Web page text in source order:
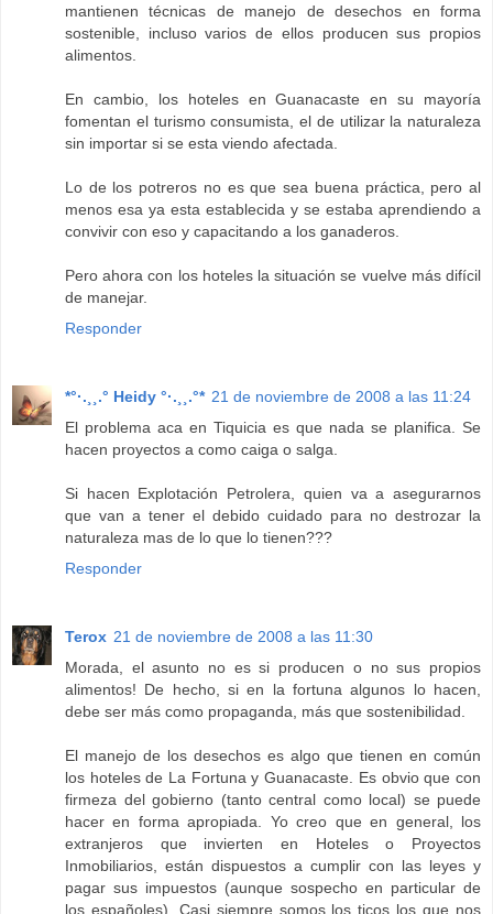
mantienen técnicas de manejo de desechos en forma
sostenible, incluso varios de ellos producen sus propios
alimentos.
En cambio, los hoteles en Guanacaste en su mayoría
fomentan el turismo consumista, el de utilizar la naturaleza
sin importar si se esta viendo afectada.
Lo de los potreros no es que sea buena práctica, pero al
menos esa ya esta establecida y se estaba aprendiendo a
convivir con eso y capacitando a los ganaderos.
Pero ahora con los hoteles la situación se vuelve más difícil
de manejar.
Responder
*°·.¸¸.° Heidy °·.¸¸.°* 21 de noviembre de 2008 a las 11:24
El problema aca en Tiquicia es que nada se planifica. Se
hacen proyectos a como caiga o salga.
Si hacen Explotación Petrolera, quien va a asegurarnos
que van a tener el debido cuidado para no destrozar la
naturaleza mas de lo que lo tienen???
Responder
Terox 21 de noviembre de 2008 a las 11:30
Morada, el asunto no es si producen o no sus propios
alimentos! De hecho, si en la fortuna algunos lo hacen,
debe ser más como propaganda, más que sostenibilidad.
El manejo de los desechos es algo que tienen en común
los hoteles de La Fortuna y Guanacaste. Es obvio que con
firmeza del gobierno (tanto central como local) se puede
hacer en forma apropiada. Yo creo que en general, los
extranjeros que invierten en Hoteles o Proyectos
Inmobiliarios, están dispuestos a cumplir con las leyes y
pagar sus impuestos (aunque sospecho en particular de
los españoles). Casi siempre somos los ticos los que nos